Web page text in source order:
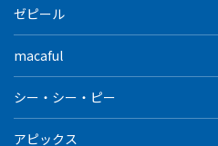
ゼピール
macaful
シー・シー・ピー
アピックス